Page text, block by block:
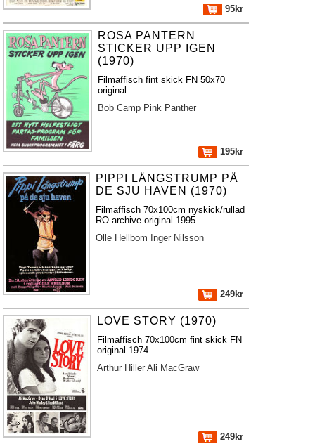
95kr
ROSA PANTERN
STICKER UPP IGEN
(1970)
Filmaffisch fint skick FN 50x70
original
Bob Camp Pink Panther
195kr
PIPPI LÅNGSTRUMP PÅ
DE SJU HAVEN (1970)
Filmaffisch 70x100cm nyskick/rullad
RO archive original 1995
Olle Hellbom Inger Nilsson
249kr
LOVE STORY (1970)
Filmaffisch 70x100cm fint skick FN
original 1974
Arthur Hiller Ali MacGraw
249kr